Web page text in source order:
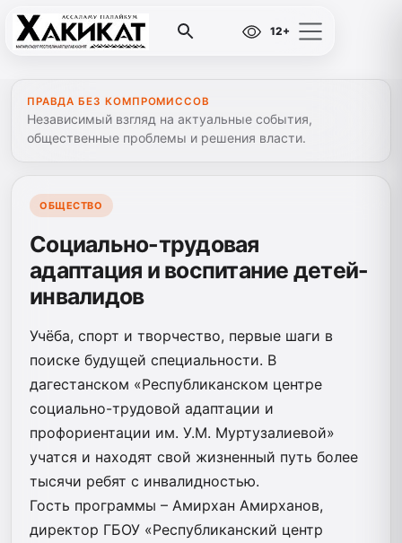
12+
ПРАВДА БЕЗ КОМПРОМИССОВ
Независимый взгляд на актуальные события,
общественные проблемы и решения власти.
ОБЩЕСТВО
Социально-трудовая
адаптация и воспитание детей-
инвалидов
Учёба, спорт и творчество, первые шаги в
поиске будущей специальности. В
дагестанском «Республиканском центре
социально-трудовой адаптации и
профориентации им. У.М. Муртузалиевой»
учатся и находят свой жизненный путь более
тысячи ребят с инвалидностью.
Гость программы – Амирхан Амирханов,
директор ГБОУ «Республиканский центр